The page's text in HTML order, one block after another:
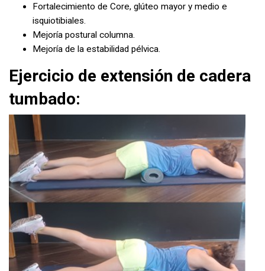
Fortalecimiento de Core, glúteo mayor y medio e
isquiotibiales.
Mejoría postural columna.
Mejoría de la estabilidad pélvica.
Ejercicio de extensión de cadera
tumbado: